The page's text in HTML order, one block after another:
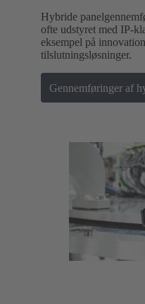
Hybride
ofte udstyret med IP-
eksempel på
tilslutningsløsninger.
Gennemføringer af